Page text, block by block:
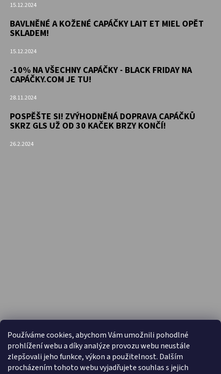
Používáme cookies, abychom Vám umožnili pohodlné
prohlížení webu a díky analýze provozu webu neustále
zlepšovali jeho funkce, výkon a použitelnost. Dalším
procházením tohoto webu vyjadřujete souhlas s jejich
15.12.2024
BAVLNĚNÉ A KOŽENÉ CAPÁČKY LAIT ET MIEL OPĚT
SKLADEM!
15.12.2024
-10% NA VŠECHNY CAPÁČKY - BLACK FRIDAY NA
CAPÁČKY.COM JE TU!
28.11.2024
POSPĚŠTE SI! ZVÝHODNĚNÁ DOPRAVA CAPÁČKŮ
SKRZ GLS UŽ OD 30 KAČEK BRZY KONČÍ!
26.2.2024
PŘIJÍMÁME ONLINE PLATBY